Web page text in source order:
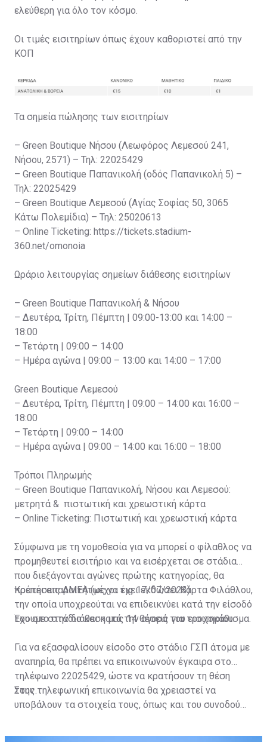
ελεύθερη για όλο τον κόσμο.
Οι τιμές εισιτηρίων όπως έχουν καθοριστεί από την
ΚΟΠ
Τα σημεία πώλησης των εισιτηρίων
– Green Boutique Νήσου (Λεωφόρος Λεμεσού 241,
Νήσου, 2571) – Τηλ: 22025429
– Green Boutique Παπανικολή (οδός Παπανικολή 5) –
Τηλ: 22025429
– Green Boutique Λεμεσού (Αγίας Σοφίας 50, 3065
Κάτω Πολεμίδια) – Τηλ: 25020613
– Online Ticketing: https://tickets.stadium-
360.net/omonoia
Ωράριο λειτουργίας σημείων διάθεσης εισιτηρίων
– Green Boutique Παπανικολή & Νήσου
– Δευτέρα, Τρίτη, Πέμπτη | 09:00-13:00 και 14:00 –
18:00
– Τετάρτη | 09:00 – 14:00
– Ημέρα αγώνα | 09:00 – 13:00 και 14:00 – 17:00
Green Boutique Λεμεσού
– Δευτέρα, Τρίτη, Πέμπτη | 09:00 – 14:00 και 16:00 –
18:00
– Τετάρτη | 09:00 – 14:00
– Ημέρα αγώνα | 09:00 – 14:00 και 16:00 – 18:00
Τρόποι Πληρωμής
– Green Boutique Παπανικολή, Νήσου και Λεμεσού:
μετρητά & πιστωτική και χρεωστική κάρτα
– Online Ticketing: Πιστωτική και χρεωστική κάρτα
Σύμφωνα με τη νομοθεσία για να μπορεί ο φίλαθλος να
προμηθευτεί εισιτήριο και να εισέρχεται σε στάδια
που διεξάγονται αγώνες πρώτης κατηγορίας, θα
πρέπει απαραιτήτως να έχει εκδώσει Κάρτα Φιλάθλου,
την οποία υποχρεούται να επιδεικνύει κατά την είσοδό
του στο στάδιο και κατά την αγορά του εισιτηρίου.
Κρατήσεις ΑΜΕΑ (μέχρι τις 17/07/2023)
Έχουμε στην διάθεση μας 14 θέσεις για τροχοκάθισμα.
Για να εξασφαλίσουν είσοδο στο στάδιο ΓΣΠ άτομα με
αναπηρία, θα πρέπει να επικοινωνούν έγκαιρα στο
τηλέφωνο 22025429, ώστε να κρατήσουν τη θέση
τους.
Στην τηλεφωνική επικοινωνία θα χρειαστεί να
υποβάλουν τα στοιχεία τους, όπως και του συνοδού